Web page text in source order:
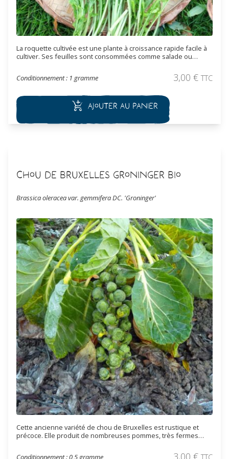
La roquette cultivée est une plante à croissance rapide facile à
cultiver. Ses feuilles sont consommées comme salade ou
légèrement piquant. Sa floraison blanche abondante attire les
pollinisateurs. Les feuilles sont moins découpées que la
Conditionnement : 1 gramme 3,00 € TTC
Ajouter au panier
Chou de Bruxelles Groninger Bio
Brassica oleracea var. gemmifera DC. 'Groninger'
Cette ancienne variété de chou de Bruxelles est rustique et
précoce. Elle produit de nombreuses pommes, très fermes
froid), qui se forment sur la tige de manière régulière. La récolte
Conditionnement : 0,5 gramme 3,00 €